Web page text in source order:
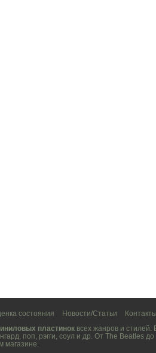
состояния Новости/Статьи Контакты
пластинок всех жанров и стилей.
, поп, рэгги, соул и др. От The Beatles до
магазине.